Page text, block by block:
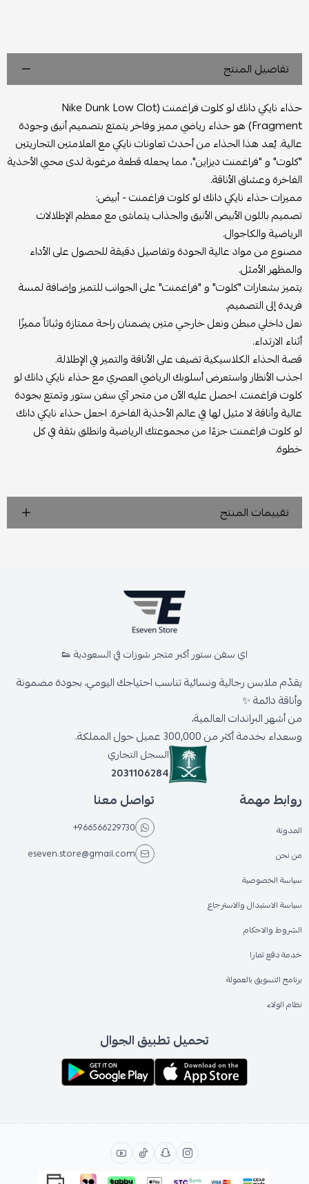
تفاصيل المنتج
حذاء نايكي دانك لو كلوت فراغمنت (Nike Dunk Low Clot
Fragment) هو حذاء رياضي مميز وفاخر يتمتع بتصميم أنيق وجودة
عالية. يُعد هذا الحذاء من أحدث تعاونات نايكي مع العلامتين التجاريتين
"كلوت" و "فراغمنت ديزاين"، مما يجعله قطعة مرغوبة لدى محبي الأحذية
الفاخرة وعشاق الأناقة.
مميزات حذاء نايكي دانك لو كلوت فراغمنت - أبيض:
تصميم باللون الأبيض الأنيق والجذاب يتماشى مع معظم الإطلالات
الرياضية والكاجوال.
مصنوع من مواد عالية الجودة وتفاصيل دقيقة للحصول على الأداء
والمظهر الأمثل.
يتميز بشعارات "كلوت" و "فراغمنت" على الجوانب للتميز وإضافة لمسة
فريدة إلى التصميم.
نعل داخلي مبطن ونعل خارجي متين يضمنان راحة ممتازة وثباتاً مميزًا
أثناء الارتداء.
قصة الحذاء الكلاسيكية تضيف على الأناقة والتميز في الإطلالة.
اجذب الأنظار واستعرض أسلوبك الرياضي العصري مع حذاء نايكي دانك لو
كلوت فراغمنت. احصل عليه الآن من متجر آي سفن ستور وتمتع بجودة
عالية وأناقة لا مثيل لها في عالم الأحذية الفاخرة. اجعل حذاء نايكي دانك
لو كلوت فراغمنت جزءًا من مجموعتك الرياضية وانطلق بثقة في كل
خطوة.
تقييمات المنتج
اي سفن ستور أكبر متجر شوزات في السعودية 👟
يقدّم ملابس رجالية ونسائية تناسب احتياجك اليومي، بجودة مضمونة
وأناقة دائمة ✨
من أشهر البراندات العالمية،
وسعداء بخدمة أكثر من 300,000 عميل حول المملكة.
السجل التجاري
2031106284
روابط مهمة
المدونة
من نحن
سياسة الخصوصية
سياسة الاستبدال والاسترجاع
الشروط والاحكام
خدمة دفع تمارا
برنامج التسويق بالعمولة
نظام الولاء
تواصل معنا
+966566229730
eseven.store@gmail.com
تحميل تطبيق الجوال